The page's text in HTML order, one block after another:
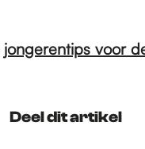
jongerentips voor
Deel dit artikel